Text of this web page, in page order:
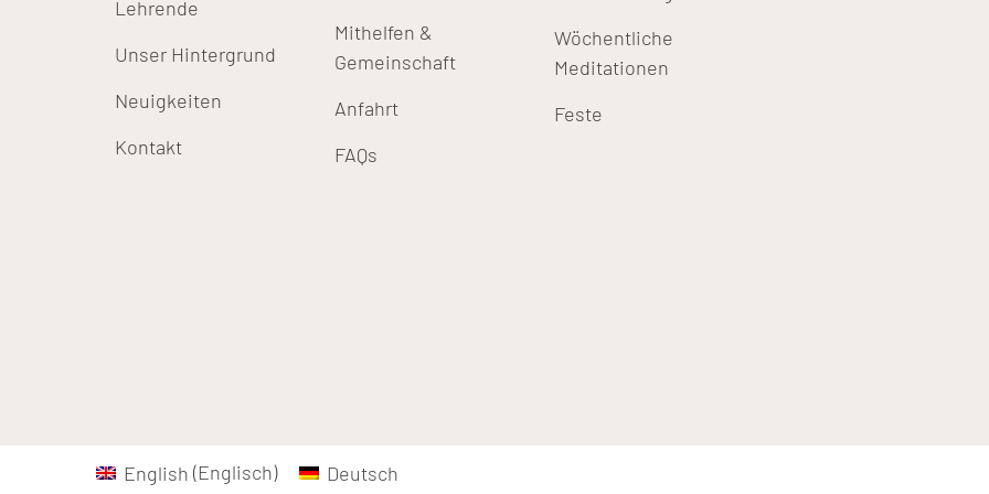
Lehrende
Unser Hintergrund
Neuigkeiten
Kontakt
Mithelfen &
Gemeinschaft
Anfahrt
FAQs
Wöchentliche
Meditationen
Feste
English (Englisch) Deutsch